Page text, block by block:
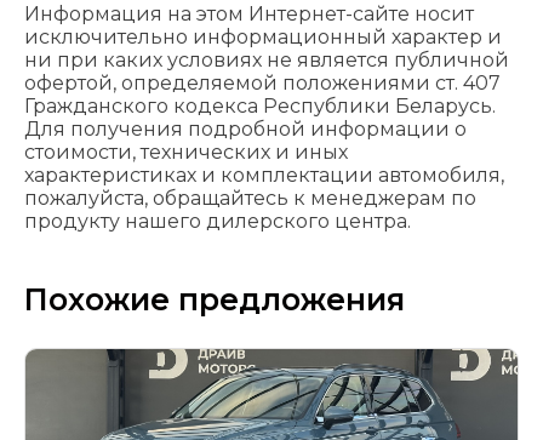
Информация на этом Интернет-сайте носит
исключительно информационный характер и
ни при каких условиях не является публичной
офертой, определяемой положениями cт. 407
Гражданского кодекса Республики Беларусь.
Для получения подробной информации о
стоимости, технических и иных
характеристиках и комплектации автомобиля,
пожалуйста, обращайтесь к менеджерам по
продукту нашего дилерского центра.
Похожие предложения